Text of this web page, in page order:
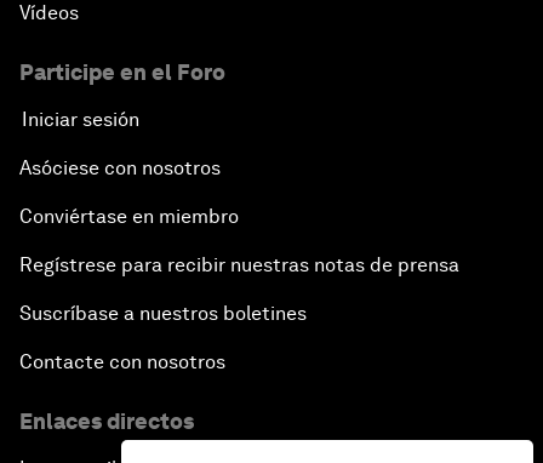
Vídeos
Participe en el Foro
Iniciar sesión
Asóciese con nosotros
Conviértase en miembro
Regístrese para recibir nuestras notas de prensa
Suscríbase a nuestros boletines
Contacte con nosotros
Enlaces directos